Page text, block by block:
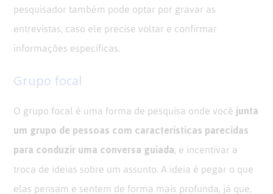
pesquisador também pode optar por gravar as
entrevistas, caso ele precise voltar e confirmar
informações específicas.
Grupo focal
O grupo focal é uma forma de pesquisa onde você junta
um grupo de pessoas com características parecidas
para conduzir uma conversa guiada, e incentivar a
troca de ideias sobre um assunto. A ideia é pegar o que
elas pensam e sentem de forma mais profunda, já que,